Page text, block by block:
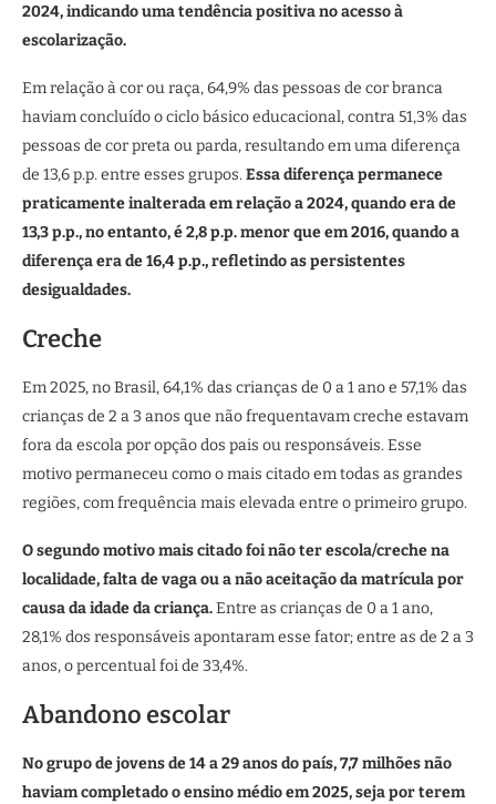
2024, indicando uma tendência positiva no acesso à
escolarização.
Em relação à cor ou raça, 64,9% das pessoas de cor branca
haviam concluído o ciclo básico educacional, contra 51,3% das
pessoas de cor preta ou parda, resultando em uma diferença
de 13,6 p.p. entre esses grupos. Essa diferença permanece
praticamente inalterada em relação a 2024, quando era de
13,3 p.p., no entanto, é 2,8 p.p. menor que em 2016, quando a
diferença era de 16,4 p.p., refletindo as persistentes
desigualdades.
Creche
Em 2025, no Brasil, 64,1% das crianças de 0 a 1 ano e 57,1% das
crianças de 2 a 3 anos que não frequentavam creche estavam
fora da escola por opção dos pais ou responsáveis. Esse
motivo permaneceu como o mais citado em todas as grandes
regiões, com frequência mais elevada entre o primeiro grupo.
O segundo motivo mais citado foi não ter escola/creche na
localidade, falta de vaga ou a não aceitação da matrícula por
causa da idade da criança.Entre as crianças de 0 a 1 ano,
28,1% dos responsáveis apontaram esse fator; entre as de 2 a 3
anos, o percentual foi de 33,4%.
Abandono escolar
No grupo de jovens de 14 a 29 anos do país, 7,7 milhões não
haviam completado o ensino médio em 2025, seja por terem